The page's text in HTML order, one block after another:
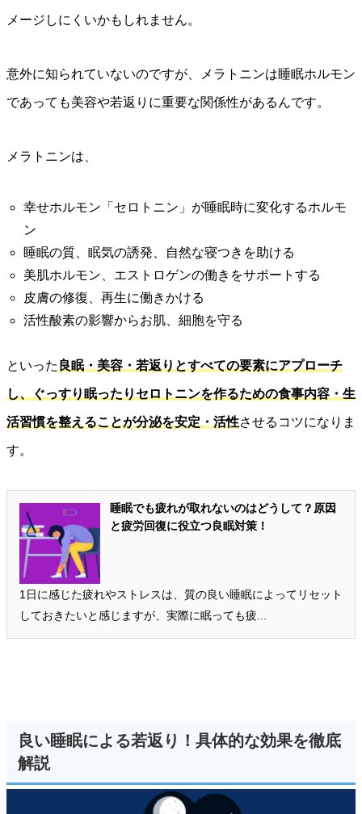
メージしにくいかもしれません。
意外に知られていないのですが、メラトニンは睡眠ホルモン
であっても美容や若返りに重要な関係性があるんです。
メラトニンは、
幸せホルモン「セロトニン」が睡眠時に変化するホルモ
ン
睡眠の質、眠気の誘発、自然な寝つきを助ける
美肌ホルモン、エストロゲンの働きをサポートする
皮膚の修復、再生に働きかける
活性酸素の影響からお肌、細胞を守る
といった 良眠・美容・若返りとすべての要素にアプローチ
し、ぐっすり眠ったりセロトニンを作るための食事内容・生
活習慣を整えることが分泌を安定・活性させるコツになりま
す。
睡眠でも疲れが取れないのはどうして？原因
と疲労回復に役立つ良眠対策！
1日に感じた疲れやストレスは、質の良い睡眠によってリセット
しておきたいと感じますが、実際に眠っても疲...
良い睡眠による若返り！具体的な効果を徹底
解説